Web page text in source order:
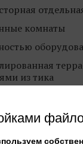
комнаты
из тика